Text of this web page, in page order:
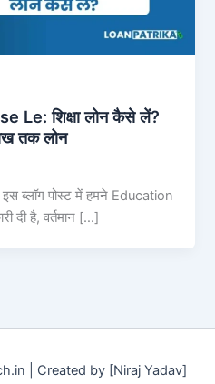
Le: शिक्षा लोन कैसे लें?
तक लोन
ब्लॉग पोस्ट में हमने Education
दी है, वर्तमान […]
| Created by [Niraj Yadav]